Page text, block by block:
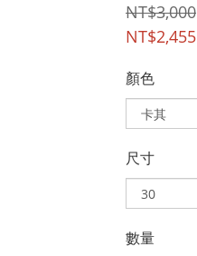
NT$3,000
NT$2,455
顏色
尺寸
數量